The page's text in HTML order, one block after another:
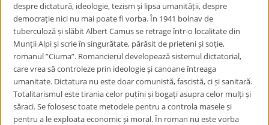
despre dictatură, ideologie, tezism și lipsa umanității, despre
democrație nici nu mai poate fi vorba. În 1941 bolnav de
tuberculoză și slăbit Albert Camus se retrage într-o localitate din
Munții Alpi și scrie în singurătate, părăsit de prieteni și soție,
romanul ”Ciuma”. Romancierul developează sistemul dictatorial,
care vrea să controleze prin ideologie și canoane întreaga
umanitate. Dictatura nu este doar comunistă, fascistă, ci și sanitară.
Totalitarismul este tirania celor puțini și bogați asupra celor mulți și
săraci. Se folosesc toate metodele pentru a controla masele și
pentru a le exploata economic și moral. În roman nu este vorba